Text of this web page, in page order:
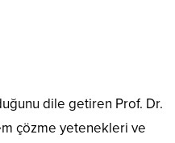
dile getiren Prof. Dr.
çözme yetenekleri ve